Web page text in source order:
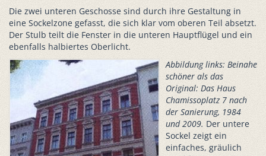
Die zwei unteren Geschosse sind durch ihre Gestaltung in
eine Sockelzone gefasst, die sich klar vom oberen Teil absetzt.
Der Stulb teilt die Fenster in die unteren Hauptflügel und ein
ebenfalls halbiertes Oberlicht.
Abbildung links: Beinahe
schöner als das
Original: Das Haus
Chamissoplatz 7 nach
der Sanierung, 1984
und 2009. Der untere
Sockel zeigt ein
einfaches, gräulich